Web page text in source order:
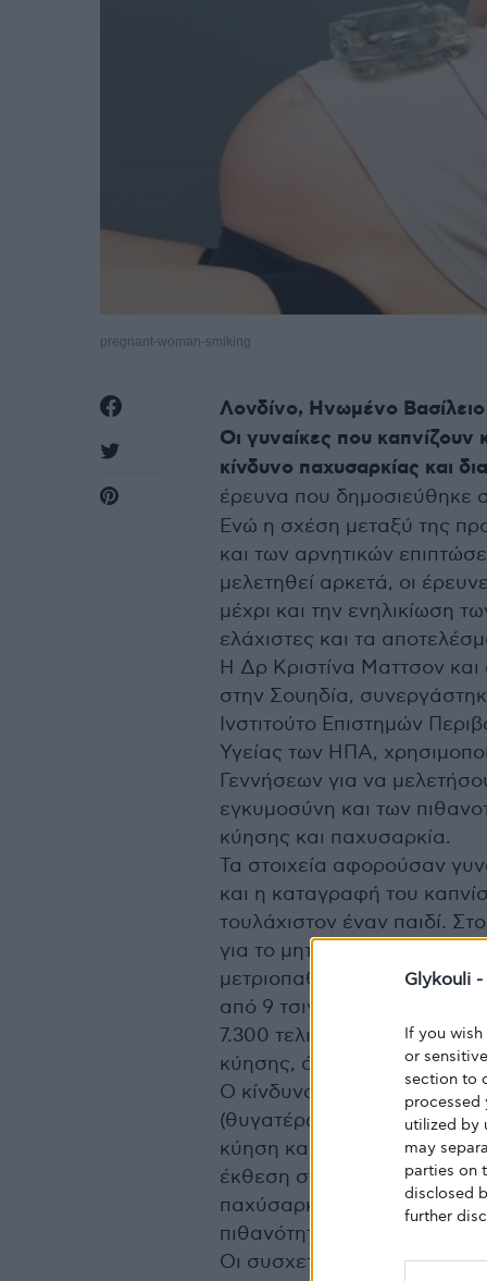
Glykouli -
If you
or
section to
processed
utilized by
may
parties on
disclosed
further
pregnant-woman-smiking
Λονδίνο, Ηνωμένο Βασίλειο
Οι γυναίκες που
κίνδυνο παχυσαρκίας και
έρευνα που δημοσιεύθηκε
Ενώ η σχέση μεταξύ της
και των αρνητικών
μελετηθεί αρκετά, οι
μέχρι και την ενηλικίωση
ελάχιστες και τα
Η Δρ Κριστίνα Ματτσον και
στην Σουηδία,
Ινστιτούτο Επιστημών
Υγείας των ΗΠΑ,
Γεννήσεων για να
εγκυμοσύνη και των
κύησης και παχυσαρκία.
Τα στοιχεία αφορούσαν
και η καταγραφή του
τουλάχιστον έναν παιδί.
για το μητρικό κάπνισμα
μετριοπαθείς καπνιστρίες
από 9 τσιγάρα/ημέρα).
7.300 τελικά είχαν
κύησης, όταν οι ίδιες
Ο κίνδυνος διαβήτη
(θυγατέρων) που είχαν
κύηση και 52% για όσες
έκθεση στο κάπνισμα είχαν
παχύσαρκες και όσες
πιθανότητες να είναι
Οι συσχετισμοί